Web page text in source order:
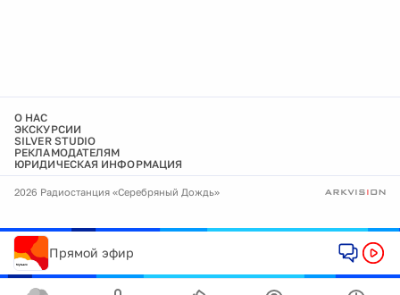
О НАС
ЭКСКУРСИИ
SILVER STUDIO
РЕКЛАМОДАТЕЛЯМ
ЮРИДИЧЕСКАЯ ИНФОРМАЦИЯ
2026 Радиостанция «Серебряный Дождь»
Прямой эфир